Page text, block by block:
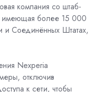
компания со штаб-
имеющая более 15 000
и Соединённых Штатах,
Nexperia
отключив
к сети, чтобы